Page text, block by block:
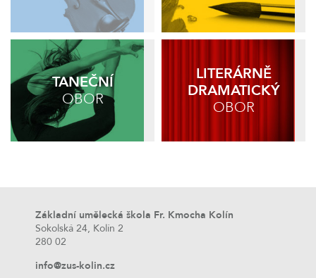
TANEČNÍ
OBOR
LITERÁRNĚ
DRAMATICKÝ
OBOR
Základní umělecká škola Fr. Kmocha Kolín
Sokolská 24, Kolín 2
280 02
info@zus-kolin.cz